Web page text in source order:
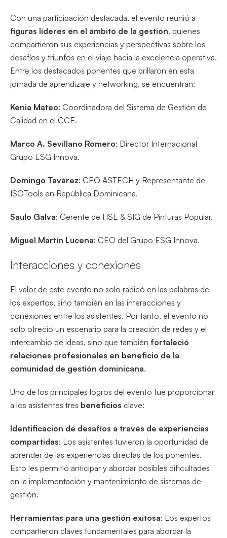
Con una participación destacada, el evento reunió a
figuras líderes en el ámbito de la gestión, quienes
compartieron sus experiencias y perspectivas sobre los
desafíos y triunfos en el viaje hacia la excelencia operativa.
Entre los destacados ponentes que brillaron en esta
jornada de aprendizaje y networking, se encuentran:
Kenia Mateo: Coordinadora del Sistema de Gestión de
Calidad en el CCE.
Marco A. Sevillano Romero: Director Internacional
Grupo ESG Innova.
Domingo Tavárez: CEO ASTECH y Representante de
ISOTools en República Dominicana.
Saulo Galva: Gerente de HSE & SIG de Pinturas Popular.
Miguel Martín Lucena: CEO del Grupo ESG Innova.
Interacciones y conexiones
El valor de este evento no solo radicó en las palabras de
los expertos, sino también en las interacciones y
conexiones entre los asistentes. Por tanto, el evento no
solo ofreció un escenario para la creación de redes y el
intercambio de ideas, sino que también fortaleció
relaciones profesionales en beneficio de la
comunidad de gestión dominicana.
Uno de los principales logros del evento fue proporcionar
a los asistentes tres beneficios clave:
Identificación de desafíos a través de experiencias
compartidas: Los asistentes tuvieron la oportunidad de
aprender de las experiencias directas de los ponentes.
Esto les permitió anticipar y abordar posibles dificultades
en la implementación y mantenimiento de sistemas de
gestión.
Herramientas para una gestión exitosa: Los expertos
compartieron claves fundamentales para abordar la